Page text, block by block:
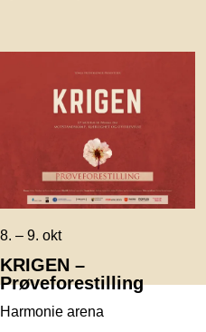
8. – 9. okt
KRIGEN –
Prøveforestilling
Harmonie arena